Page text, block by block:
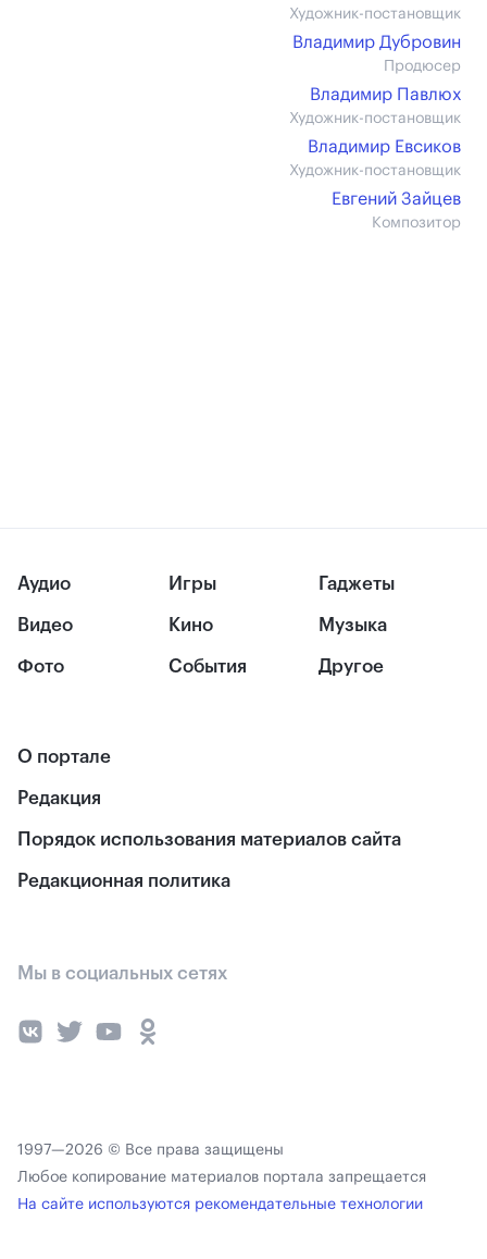
Художник-постановщик
Владимир Дубровин
Продюсер
Владимир Павлюх
Художник-постановщик
Владимир Евсиков
Художник-постановщик
Евгений Зайцев
Композитор
Аудио
Видео
Фото
Игры
Кино
События
Гаджеты
Музыка
Другое
О портале
Редакция
Порядок использования материалов сайта
Редакционная политика
Мы в социальных сетях
1997—2026 © Все права защищены
Любое копирование материалов портала запрещается
На сайте используются рекомендательные технологии